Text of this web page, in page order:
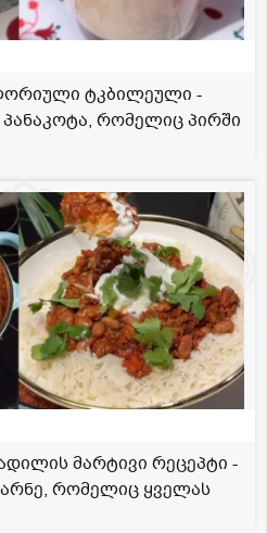
ტკბილეული -
რომელიც პირში
მარტივი რეცეპტი -
რომელიც ყველას